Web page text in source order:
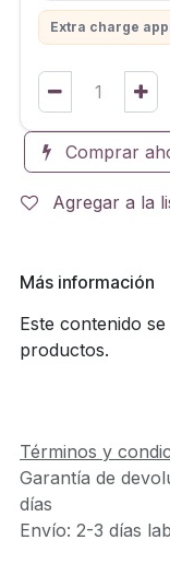
Extra charge
Comprar
Agregar a la
Más información
Este contenido
productos.
Términos y
Garantía de
días
Envío: 2-3 días